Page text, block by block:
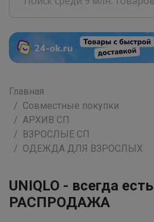
Главная
Совместные покупки
АРХИВ СП
ВЗРОСЛЫЕ СП
ОДЕЖДА ДЛЯ ВЗРОСЛЫХ
UNIQLO - всегда есть
РАСПРОДАЖА